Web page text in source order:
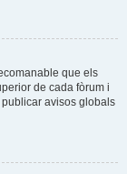
que els
de cada fòrum i
publicar avisos globals